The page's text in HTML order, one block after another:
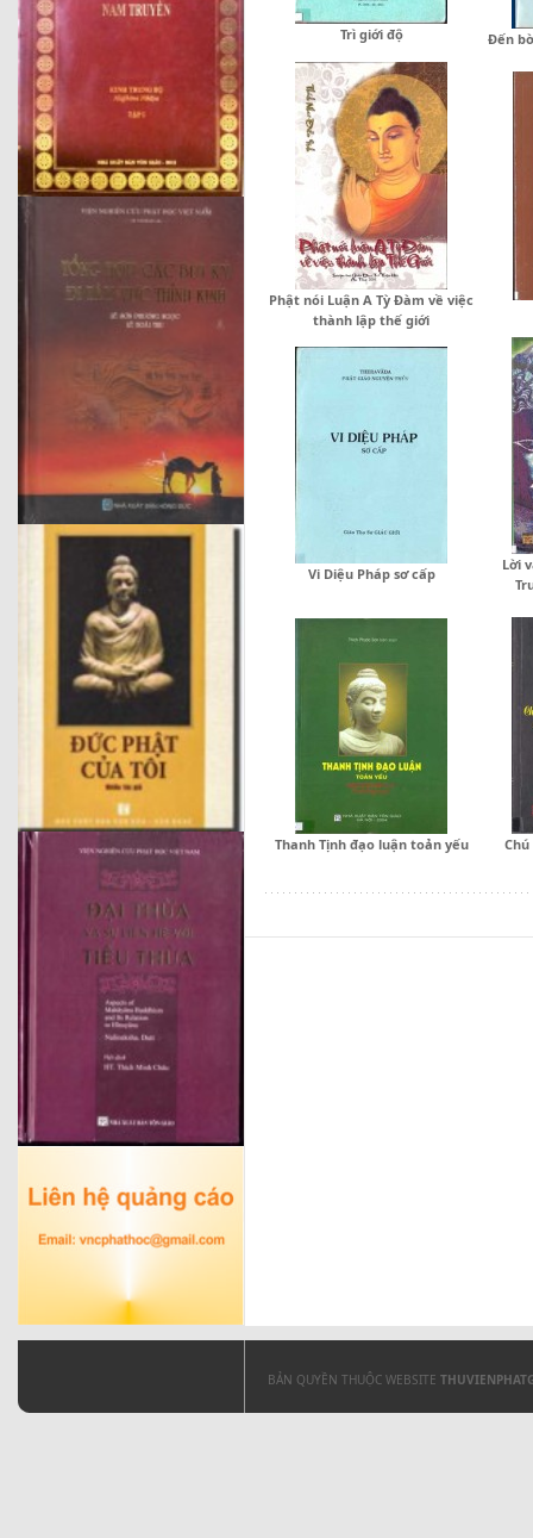
Trì giới độ Đến
Phật nói Luận A Tỳ Đàm về việc
thành lập thế giới
Vi Diệu Pháp sơ cấp
Lời
Thanh Tịnh đạo luận toản yếu
BẢN QUYỀN THUỘC WEBSITE